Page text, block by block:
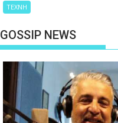
ΤΕΧΝΗ
GOSSIP NEWS